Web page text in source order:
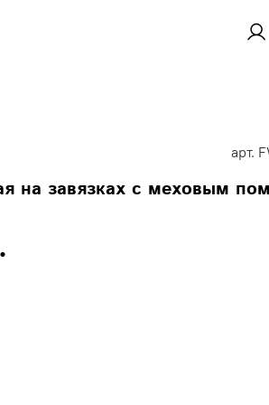
арт.
на завязках с меховым